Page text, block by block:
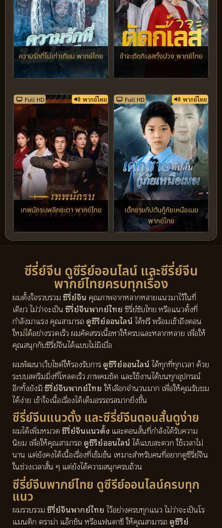
ความรักที่ไม่เท่าเทียม พากย์ไทย ข้าจะตัดกิเลสทั้งปวง พากย์ไทย
Full HD พากย์ไทย
เทพนักรบพลิกชะตา พากย์ไทย
Full HD พากย์ไทย
เด็กชายกัปตันกู้ภัยเหนือเมฆ
พากย์ไทย
ซีรี่ย์จีน ดูซีรีย์ออนไลน์ และซีรี่ย์จีน
พากย์ไทยครบทุกเรื่อง
ผมตั้งใจรวบรวมซีรี่ย์จีน คุณภาพจากหลากหลายแนวมาไว้ในที่
เดียว ไม่ว่าจะเป็นซีรี่ย์จีนพากย์ไทยซีรี่ย์ซับไทย หรือแนวตั้งที่
กำลังมาแรง คุณสามารถดูซีรีย์ออนไลน์ได้ฟรี พร้อมเข้าถึงตอน
ใหม่ได้อย่างรวดเร็ว ผมคัดสรรเนื้อหาให้ครบและหลากหลาย เพื่อให้
คุณสนุกกับซีรี่ย์จีนได้แบบไม่มีเบื่อ
ผมพัฒนาเว็บไซต์ให้รองรับการดูซีรีย์ออนไลน์ได้ทุกที่ทุกเวลา ด้วย
ระบบสตรีมมิ่งที่โหลดเร็ว ภาพคมชัด และใช้งานได้บนทุกอุปกรณ์
อีกทั้งยังมีซีรี่ย์จีนพากย์ไทยให้เลือกจำนวนมาก เพื่อให้คุณรับชม
ได้ง่าย เข้าใจเนื้อเรื่องได้เต็มอรรถรสมากยิ่งขึ้น
ซีรี่ย์จีนแนวตั้ง และซีรี่ย์จีนตอนสั้นดูง่าย
ผมได้เพิ่มหมวดซีรี่ย์จีนแนวตั้ง และตอนสั้นที่กำลังได้รับความ
นิยม เพื่อให้คุณสามารถดูซีรีย์ออนไลน์ได้แบบสะดวก ใช้เวลาไม่
นาน แต่ยังคงได้เนื้อเรื่องที่เข้มข้น เหมาะสำหรับคนที่อยากดูซีรี่ย์จีน
ในช่วงเวลาสั้น ๆ แต่ยังได้ความสนุกครบถ้วน
ซีรี่ย์จีนพากย์ไทย ดูซีรีย์ออนไลน์ครบทุก
แนว
ผมรวบรวมซีรี่ย์จีนพากย์ไทยไว้อย่างครบทุกแนว ไม่ว่าจะเป็นโร
แมนติก ดราม่า แอ็กชัน หรือแฟนตาซี ให้คุณสามารถดูซีรีย์